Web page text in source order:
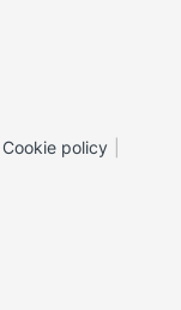
Cookie policy